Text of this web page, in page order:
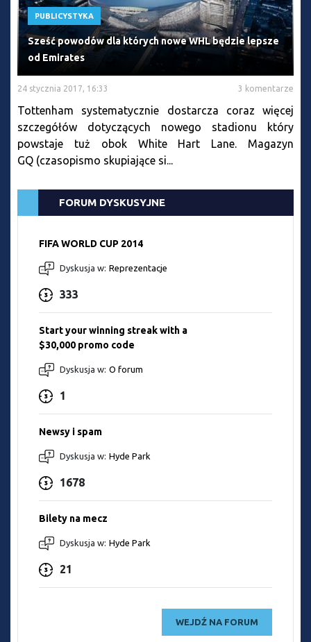
PUBLICYSTYKA
Sześć powodów dla których nowe WHL będzie lepsze
od Emirates
24 stycznia 2017, 16:33 3 komentarze
Tottenham systematycznie dostarcza coraz więcej
szczegółów dotyczących nowego stadionu który
powstaje tuż obok White Hart Lane. Magazyn
GQ (czasopismo skupiające si...
FORUM DYSKUSYJNE
FIFA WORLD CUP 2014
Dyskusja w: Reprezentacje
333
Start your winning streak with a
$30,000 promo code
Dyskusja w: O forum
1
Newsy i spam
Dyskusja w: Hyde Park
1678
Bilety na mecz
Dyskusja w: Hyde Park
21
WEJDŹ NA FORUM